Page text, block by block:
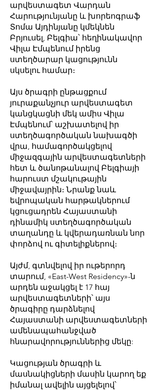
արվեստագետ Վարդան
Հարությունյանը և խորեոգրաֆ
Տոմա Այդինյանը կմեկնեն
Բրյուսել, Բելգիա՝ հեղինակավոր
Վիլա Էմպենում իրենց
ստեղծարար կացությունն
սկսելու համար։
Այս ծրագրի ընթացքում
յուրաքանչյուր արվեստագետ
կանցկացնի մեկ ամիս Վիլա
Էմպենում՝ աշխատելով իր
ստեղծագործական նախագծի
վրա, համագործակցելով
միջազգային արվեստագետների
հետ և ծանոթանալով Բելգիայի
հարուստ մշակութային
միջավայրին։ Նրանք նաև
եվրոպական հարթակներում
կցուցադրեն Հայաստանի
դինամիկ ստեղծագործական
տաղանդը և կվերադառնան նոր
փորձով ու գիտելիքներով։
Այժմ, գտնվելով իր ութերորդ
տարում, «East-West Residency»-ն
արդեն աջակցել է 17 հայ
արվեստագետների՝ այս
ծրագիրը դարձնելով
Հայաստանի արվեստագետների
ամենապահանջված
հնարավորություններից մեկը:
Կացության ծրագրի և
մասնակիցների մասին կարող եք
իմանալ ավելին այցելելով՝